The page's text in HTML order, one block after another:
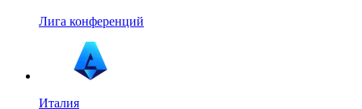
Лига конференций
Италия